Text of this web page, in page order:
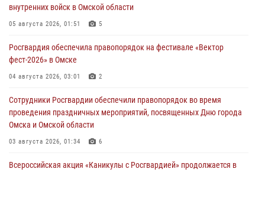
внутренних войск в Омской области
05 августа 2026, 01:51 5
Росгвардия обеспечила правопорядок на фестивале «Вектор
фест-2026» в Омске
04 августа 2026, 03:01 2
Сотрудники Росгвардии обеспечили правопорядок во время
проведения праздничных мероприятий, посвященных Дню города
Омска и Омской области
03 августа 2026, 01:34 6
Всероссийская акция «Каникулы с Росгвардией» продолжается в